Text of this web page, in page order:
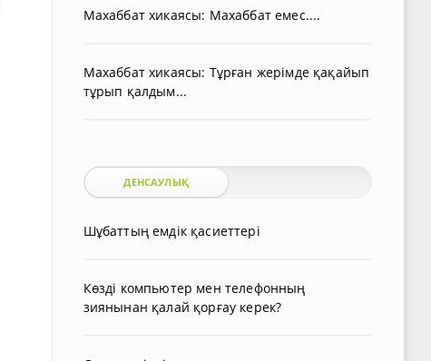
Махаббат хикаясы: Махаббат емес....
Махаббат хикаясы: Тұрған жерімде қақайып
тұрып қалдым...
ДЕНСАУЛЫҚ
Шұбаттың емдік қасиеттері
Көзді компьютер мен телефонның
зиянынан қалай қорғау керек?